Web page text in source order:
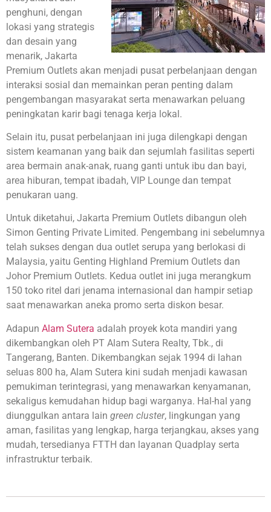
penghuni, dengan
lokasi yang strategis
dan desain yang
menarik, Jakarta
Premium Outlets akan menjadi pusat perbelanjaan dengan
interaksi sosial dan memainkan peran penting dalam
pengembangan masyarakat serta menawarkan peluang
peningkatan karir bagi tenaga kerja lokal.
Selain itu, pusat perbelanjaan ini juga dilengkapi dengan
sistem keamanan yang baik dan sejumlah fasilitas seperti
area bermain anak-anak, ruang ganti untuk ibu dan bayi,
area hiburan, tempat ibadah, VIP Lounge dan tempat
penukaran uang.
Untuk diketahui, Jakarta Premium Outlets dibangun oleh
Simon Genting Private Limited. Pengembang ini sebelumnya
telah sukses dengan dua outlet serupa yang berlokasi di
Malaysia, yaitu Genting Highland Premium Outlets dan
Johor Premium Outlets. Kedua outlet ini juga merangkum
150 toko ritel dari jenama internasional dan hampir setiap
saat menawarkan aneka promo serta diskon besar.
Adapun Alam Sutera adalah proyek kota mandiri yang
dikembangkan oleh PT Alam Sutera Realty, Tbk., di
Tangerang, Banten. Dikembangkan sejak 1994 di lahan
seluas 800 ha, Alam Sutera kini sudah menjadi kawasan
pemukiman terintegrasi, yang menawarkan kenyamanan,
sekaligus kemudahan hidup bagi warganya. Hal-hal yang
diunggulkan antara lain green cluster, lingkungan yang
aman, fasilitas yang lengkap, harga terjangkau, akses yang
mudah, tersedianya FTTH dan layanan Quadplay serta
infrastruktur terbaik.